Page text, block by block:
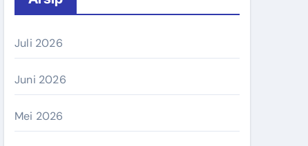
Juli 2026
Juni 2026
Mei 2026